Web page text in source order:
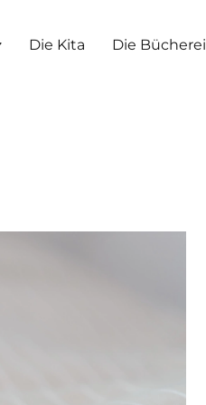
Die Kita Die Bücherei